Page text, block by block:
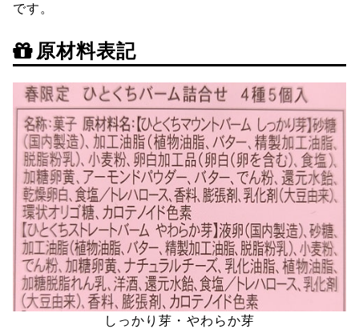
です。
原材料表記
しっかり芽・やわらか芽